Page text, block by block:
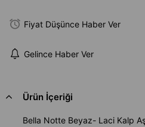
Fiyat Düşünce Haber Ver
Gelince Haber Ver
Ürün İçeriği
Bella Notte Beyaz- Laci Kalp